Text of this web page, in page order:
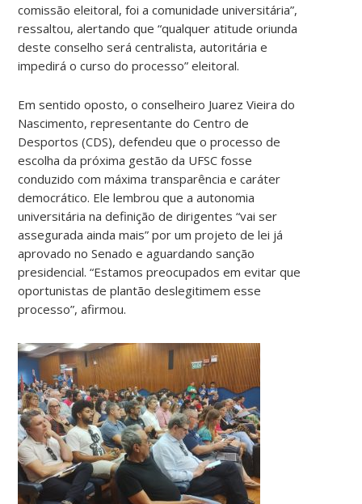
comissão eleitoral, foi a comunidade universitária”,
ressaltou, alertando que “qualquer atitude oriunda
deste conselho será centralista, autoritária e
impedirá o curso do processo” eleitoral.
Em sentido oposto, o conselheiro Juarez Vieira do
Nascimento, representante do Centro de
Desportos (CDS), defendeu que o processo de
escolha da próxima gestão da UFSC fosse
conduzido com máxima transparência e caráter
democrático. Ele lembrou que a autonomia
universitária na definição de dirigentes “vai ser
assegurada ainda mais” por um projeto de lei já
aprovado no Senado e aguardando sanção
presidencial. “Estamos preocupados em evitar que
oportunistas de plantão deslegitimem esse
processo”, afirmou.